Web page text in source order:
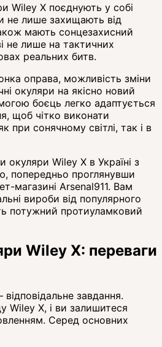
Wiley X поєднують у собі
не лише захищають від
мають сонцезахисний
не лише на тактичних
реальних битв.
оправа, можливість зміни
окуляри на якісно новий
боєць легко адаптується
щоб чітко виконати
при сонячному світлі, так і в
Wiley X в Україні з
попередньо проглянувши
магазині Arsenal911. Вам
вироби від популярного
потужний протиуламковий
Wiley X: переваги
завдання.
Wiley X, і ви залишитеся
Серед основних